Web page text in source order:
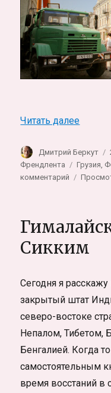
Читать далее
Автор
Дмитрий Беркут
Френдлента
Метки
Грузия
комментарий
грузинский
Сикким
Сегодня я
закрытый штат
северо-востоке
Непалом, Тибетом,
Бенгалией. Когда
самостоятельным
время восстаний в